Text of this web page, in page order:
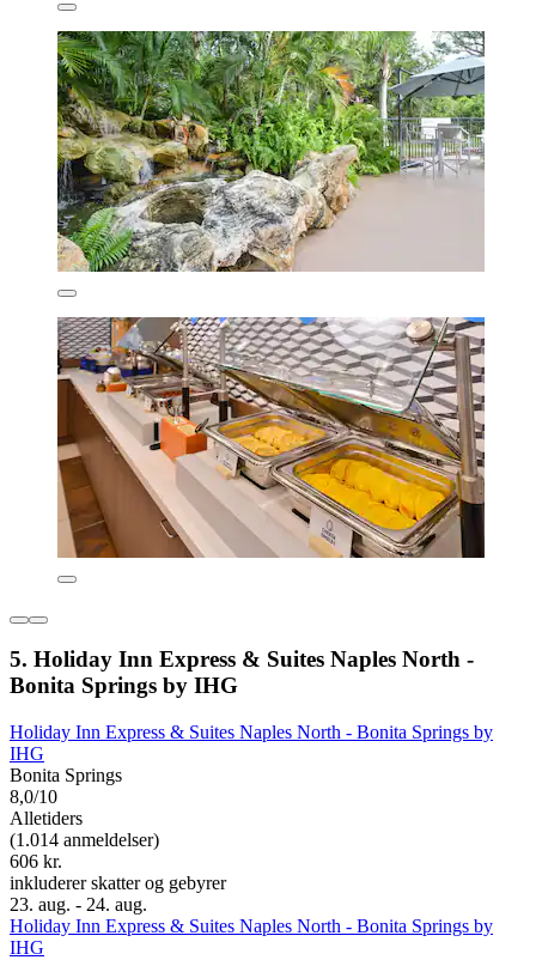
5. Holiday Inn Express & Suites Naples North -
Bonita Springs by IHG
Holiday Inn Express & Suites Naples North - Bonita Springs by
IHG
Bonita Springs
8,0/10
Alletiders
(1.014 anmeldelser)
606 kr.
inkluderer skatter og gebyrer
23. aug. - 24. aug.
Holiday Inn Express & Suites Naples North - Bonita Springs by
IHG